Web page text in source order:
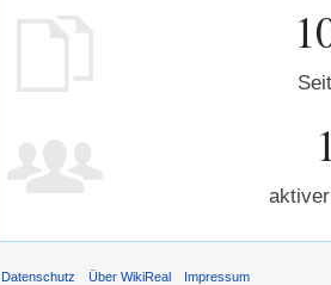
Datenschutz Über WikiReal Impressum